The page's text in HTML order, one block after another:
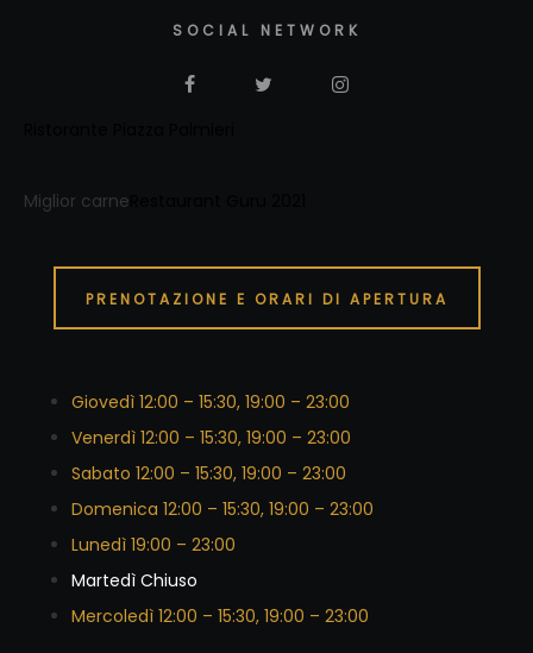
SOCIAL NETWORK
Miglior carne
PRENOTAZIONE E ORARI DI APERTURA
Giovedì 12:00 – 15:30, 19:00 – 23:00
Venerdì 12:00 – 15:30, 19:00 – 23:00
Sabato 12:00 – 15:30, 19:00 – 23:00
Domenica 12:00 – 15:30, 19:00 – 23:00
Lunedì 19:00 – 23:00
Martedì Chiuso
Mercoledì 12:00 – 15:30, 19:00 – 23:00